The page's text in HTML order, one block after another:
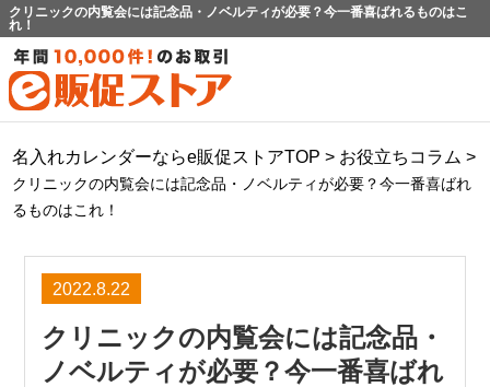
クリニックの内覧会には記念品・ノベルティが必要？今一番喜ばれるものはこ
れ！
名入れカレンダーならe販促ストアTOP > お役立ちコラム >
クリニックの内覧会には記念品・ノベルティが必要？今一番喜ばれ
るものはこれ！
2022.8.22
クリニックの内覧会には記念品・
ノベルティが必要？今一番喜ばれ